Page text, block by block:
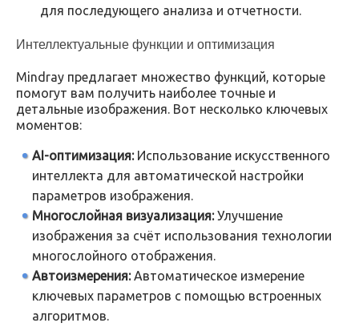
для последующего анализа и отчетности.
Интеллектуальные функции и оптимизация
Mindray предлагает множество функций, которые
помогут вам получить наиболее точные и
детальные изображения. Вот несколько ключевых
моментов:
AI-оптимизация:Использование искусственного
интеллекта для автоматической настройки
параметров изображения.
Многослойная визуализация:Улучшение
изображения за счёт использования технологии
многослойного отображения.
Автоизмерения:Автоматическое измерение
ключевых параметров с помощью встроенных
алгоритмов.